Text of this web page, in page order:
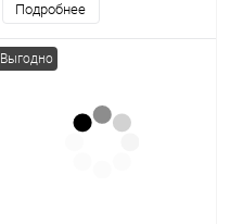
Подробнее
Выгодно